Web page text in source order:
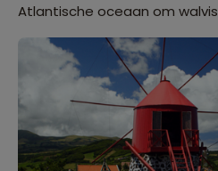
Atlantische oceaan om